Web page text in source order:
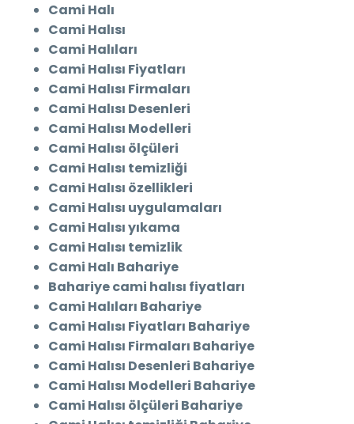
Cami Halı
Cami Halısı
Cami Halıları
Cami Halısı Fiyatları
Cami Halısı Firmaları
Cami Halısı Desenleri
Cami Halısı Modelleri
Cami Halısı ölçüleri
Cami Halısı temizliği
Cami Halısı özellikleri
Cami Halısı uygulamaları
Cami Halısı yıkama
Cami Halısı temizlik
Cami Halı Bahariye
Bahariye cami halısı fiyatları
Cami Halıları Bahariye
Cami Halısı Fiyatları Bahariye
Cami Halısı Firmaları Bahariye
Cami Halısı Desenleri Bahariye
Cami Halısı Modelleri Bahariye
Cami Halısı ölçüleri Bahariye